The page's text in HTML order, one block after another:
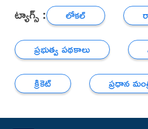
ట్యాగ్స్ : లోకల్
ప్రభుత్వ పథకాలు
క్రికెట్
ప్రధాన